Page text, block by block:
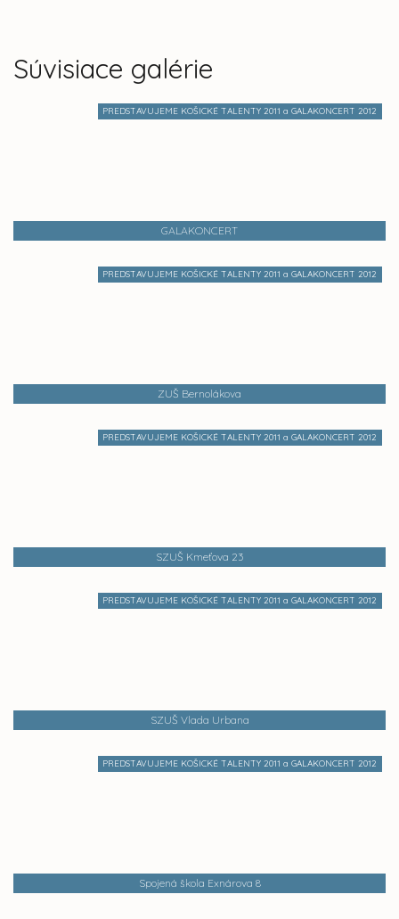
Súvisiace galérie
PREDSTAVUJEME KOŠICKÉ TALENTY 2011 a GALAKONCERT 2012
GALAKONCERT
PREDSTAVUJEME KOŠICKÉ TALENTY 2011 a GALAKONCERT 2012
ZUŠ Bernolákova
PREDSTAVUJEME KOŠICKÉ TALENTY 2011 a GALAKONCERT 2012
SZUŠ Kmeťova 23
PREDSTAVUJEME KOŠICKÉ TALENTY 2011 a GALAKONCERT 2012
SZUŠ Vlada Urbana
PREDSTAVUJEME KOŠICKÉ TALENTY 2011 a GALAKONCERT 2012
Spojená škola Exnárova 8